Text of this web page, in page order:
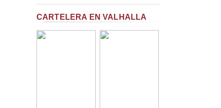
CARTELERA EN VALHALLA